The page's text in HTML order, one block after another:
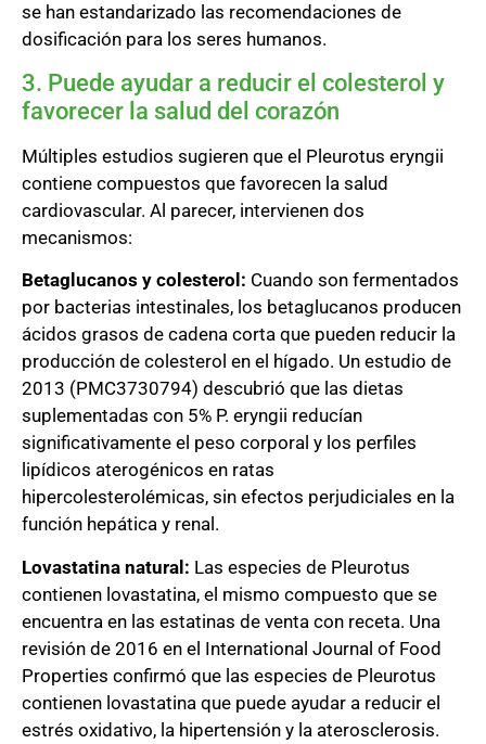
se han estandarizado las recomendaciones de
dosificación para los seres humanos.
3. Puede ayudar a reducir el colesterol y
favorecer la salud del corazón
Múltiples estudios sugieren que el Pleurotus eryngii
contiene compuestos que favorecen la salud
cardiovascular. Al parecer, intervienen dos
mecanismos:
Betaglucanos y colesterol: Cuando son fermentados
por bacterias intestinales, los betaglucanos producen
ácidos grasos de cadena corta que pueden reducir la
producción de colesterol en el hígado. Un estudio de
2013 (PMC3730794) descubrió que las dietas
suplementadas con 5% P. eryngii reducían
significativamente el peso corporal y los perfiles
lipídicos aterogénicos en ratas
hipercolesterolémicas, sin efectos perjudiciales en la
función hepática y renal.
Lovastatina natural: Las especies de Pleurotus
contienen lovastatina, el mismo compuesto que se
encuentra en las estatinas de venta con receta. Una
revisión de 2016 en el International Journal of Food
Properties confirmó que las especies de Pleurotus
contienen lovastatina que puede ayudar a reducir el
estrés oxidativo, la hipertensión y la aterosclerosis.